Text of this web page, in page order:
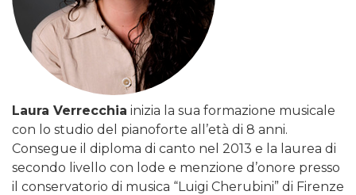
Laura Verrecchia inizia la sua formazione musicale
con lo studio del pianoforte all’età di 8 anni.
Consegue il diploma di canto nel 2013 e la laurea di
secondo livello con lode e menzione d’onore presso
il conservatorio di musica “Luigi Cherubini” di Firenze